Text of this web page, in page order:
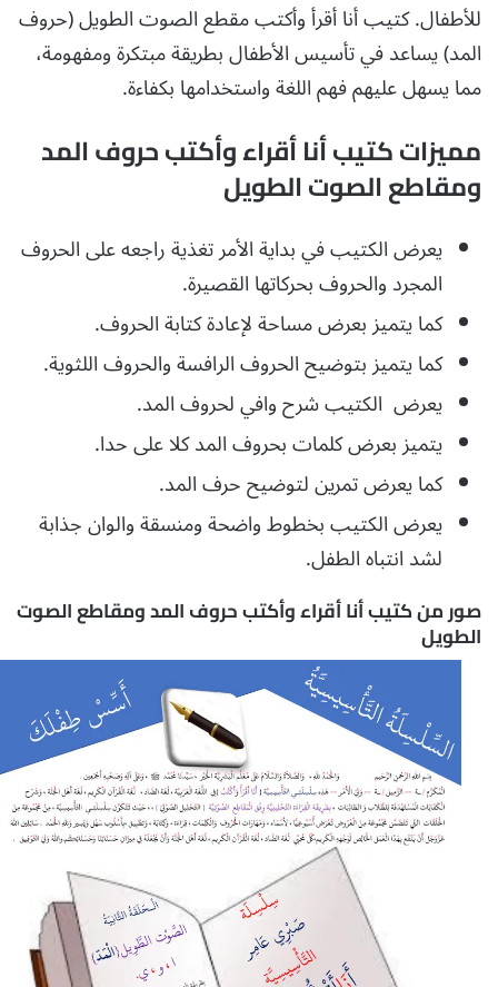
للأطفال. كتيب أنا أقرأ وأكتب مقطع الصوت الطويل (حروف
المد) يساعد في تأسيس الأطفال بطريقة مبتكرة ومفهومة،
مما يسهل عليهم فهم اللغة واستخدامها بكفاءة.
مميزات كتيب أنا أقراء وأكتب حروف المد
ومقاطع الصوت الطويل
يعرض الكتيب في بداية الأمر تغذية راجعه على الحروف
المجرد والحروف بحركاتها القصيرة.
كما يتميز بعرض مساحة لإعادة كتابة الحروف.
كما يتميز بتوضيح الحروف الرافسة والحروف اللثوية.
يعرض الكتيب شرح وافي لحروف المد.
يتميز بعرض كلمات بحروف المد كلا على حدا.
كما يعرض تمرين لتوضيح حرف المد.
يعرض الكتيب بخطوط واضحة ومنسقة والوان جذابة
لشد انتباه الطفل.
صور من كتيب أنا أقراء وأكتب حروف المد ومقاطع الصوت
الطويل